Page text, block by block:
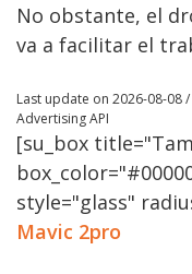
No obstante, el
va a facilitar el
Last update on 2026-08-08
Advertising API
[su_box
style="glass"
Mavic 2pro